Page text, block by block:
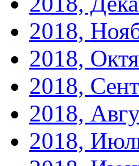
2018,
2018,
2018,
2018,
2018,